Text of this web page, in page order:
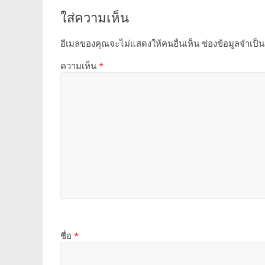
ใส่ความเห็น
อีเมลของคุณจะไม่แสดงให้คนอื่นเห็น ช่องข้อมูลจำเป็
ความเห็น *
ชื่อ *